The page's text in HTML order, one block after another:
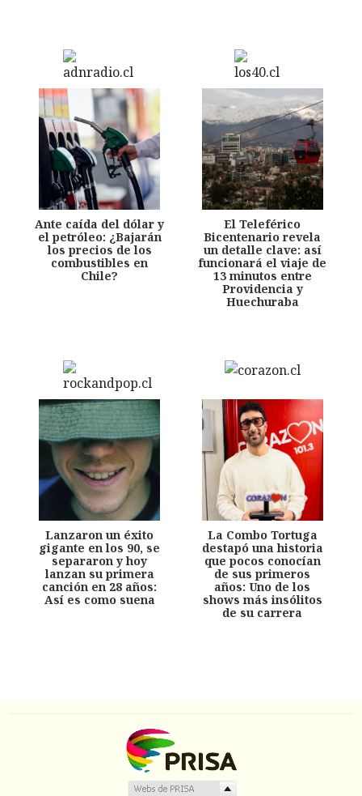
Ante caída del dólar y
el petróleo: ¿Bajarán
los precios de los
combustibles en
Chile?
El Teleférico
Bicentenario revela
un detalle clave: así
funcionará el viaje de
13 minutos entre
Providencia y
Huechuraba
Lanzaron un éxito
gigante en los 90, se
separaron y hoy
lanzan su primera
canción en 28 años:
Así es como suena
La Combo Tortuga
destapó una historia
que pocos conocían
de sus primeros
años: Uno de los
shows más insólitos
de su carrera